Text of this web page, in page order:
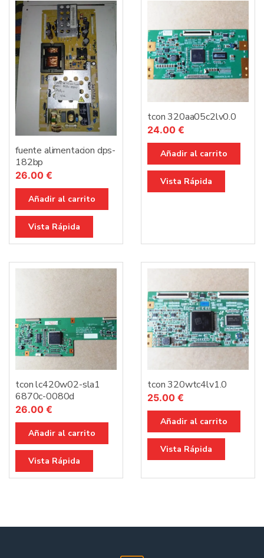
fuente alimentacion dps-
182bp
26.00 €
Añadir al carrito
Vista Rápida
tcon 320aa05c2lv0.0
24.00 €
Añadir al carrito
Vista Rápida
tcon lc420w02-sla1
6870c-0080d
26.00 €
Añadir al carrito
Vista Rápida
tcon 320wtc4lv1.0
25.00 €
Añadir al carrito
Vista Rápida